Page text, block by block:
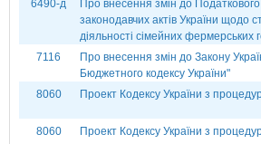
6490-д
Про внесення змін до
законодавчих актів України щодо
діяльності сімейних фермерських
7116
Про внесення змін до Закону
Бюджетного кодексу України"
8060
Проект Кодексу України з
8060 Проект Кодексу України з